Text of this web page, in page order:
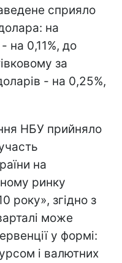
сприяло
на
на 0,11%, до
за
- на 0,25%,
НБУ прийняло
на
ринку
року», згідно з
може
у формі:
і валютних